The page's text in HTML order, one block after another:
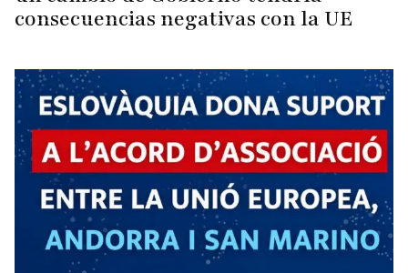
consecuencias negativas con la UE